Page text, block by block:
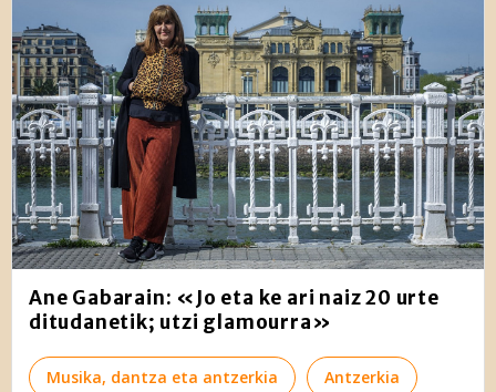
Ane Gabarain: «Jo eta ke ari naiz 20 urte
ditudanetik; utzi glamourra»
Musika, dantza eta antzerkia Antzerkia